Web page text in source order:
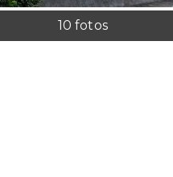
10 fotos